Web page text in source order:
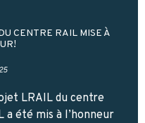
CENTRE RAIL MISE À
LRAIL du centre
été mis à l’honneur